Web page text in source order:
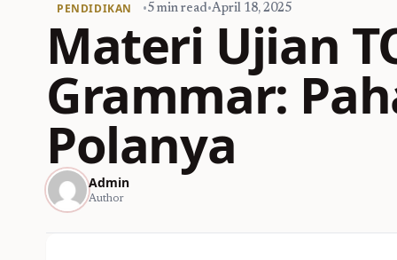
PENDIDIKAN •5 min read•April 18, 2025
Materi Ujian
Grammar:
Polanya
Admin
Author